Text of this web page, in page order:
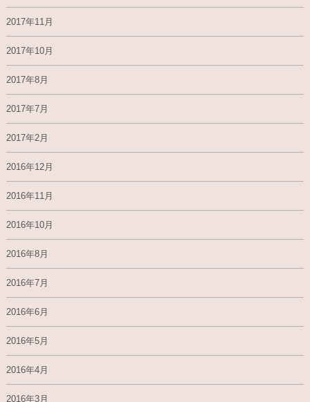
2017年11月
2017年10月
2017年8月
2017年7月
2017年2月
2016年12月
2016年11月
2016年10月
2016年8月
2016年7月
2016年6月
2016年5月
2016年4月
2016年3月